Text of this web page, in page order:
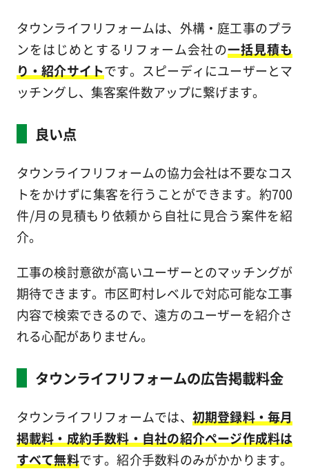
タウンライフリフォームは、外構・庭工事のプラ
ンをはじめとするリフォーム会社の一括見積も
り・紹介サイトです。スピーディにユーザーとマ
ッチングし、集客案件数アップに繋げます。
良い点
タウンライフリフォームの協力会社は不要なコス
トをかけずに集客を行うことができます。約700
件/月の見積もり依頼から自社に見合う案件を紹
介。
工事の検討意欲が高いユーザーとのマッチングが
期待できます。市区町村レベルで対応可能な工事
内容で検索できるので、遠方のユーザーを紹介さ
れる心配がありません。
タウンライフリフォームの広告掲載料金
タウンライフリフォームでは、 初期登録料・毎月
掲載料・成約手数料・自社の紹介ページ作成料は
すべて無料です。紹介手数料のみがかかります。